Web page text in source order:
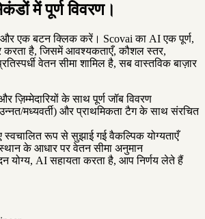
में पूर्ण विवरण।
और एक बटन क्लिक करें। Scovai का AI एक पूर्ण,
करता है, जिसमें आवश्यकताएँ, कौशल स्तर,
वेतन सीमा शामिल है, सब वास्तविक बाज़ार
ज़िम्मेदारियों के साथ पूर्ण जॉब विवरण
मध्यवर्ती) और प्राथमिकता टैग के साथ संरचित
स्वचालित रूप से सुझाई गई वैकल्पिक योग्यताएँ
के आधार पर वेतन सीमा अनुमान
योग्य, AI सहायता करता है, आप निर्णय लेते हैं